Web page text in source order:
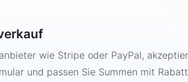
wie Stripe oder PayPal,
und passen Sie Summen mit